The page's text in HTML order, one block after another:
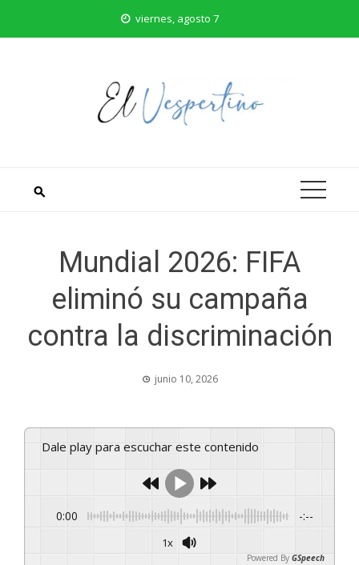
viernes, agosto 7
Mundial 2026: FIFA
eliminó su campaña
contra la discriminación
junio 10, 2026
Dale play para escuchar este contenido
0:00 -:--
1x
Powered By GSpeech